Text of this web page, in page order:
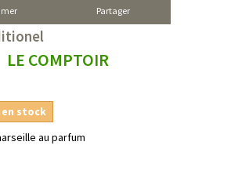
Partager
LE COMPTOIR
stock
au parfum